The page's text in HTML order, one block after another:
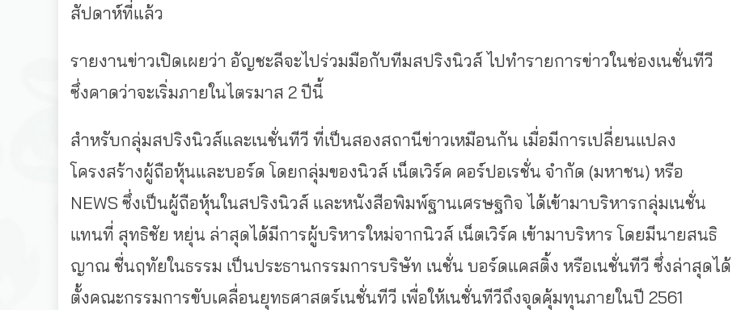
สัปดาห์ที่แล้ว
รายงานข่าวเปิดเผยว่า อัญชะลีจะไปร่วมมือกับทีมสปริงนิวส์ ไปทำรายการข่าวในช่องเนชั่นทีวี
ซึ่งคาดว่าจะเริ่มภายในไตรมาส 2 ปีนี้
สำหรับกลุ่มสปริงนิวส์และเนชั่นทีวี ที่เป็นสองสถานีข่าวเหมือนกัน เมื่อมีการเปลี่ยนแปลง
โครงสร้างผู้ถือหุ้นและบอร์ด โดยกลุ่มของนิวส์ เน็ตเวิร์ค คอร์ปอเรชั่น จำกัด (มหาชน) หรือ
NEWS ซึ่งเป็นผู้ถือหุ้นในสปริงนิวส์ และหนังสือพิมพ์ฐานเศรษฐกิจ ได้เข้ามาบริหารกลุ่มเนชั่น
แทนที่ สุทธิชัย หยุ่น ล่าสุดได้มีการผู้บริหารใหม่จากนิวส์ เน็ตเวิร์ค เข้ามาบริหาร โดยมีนายสนธิ
ญาณ ชื่นฤทัยในธรรม เป็นประธานกรรมการบริษัท เนชั่น บอร์ดแคสติ้ง หรือเนชั่นทีวี ซึ่งล่าสุดได้
ตั้งคณะกรรมการขับเคลื่อนยุทธศาสตร์เนชั่นทีวี เพื่อให้เนชั่นทีวีถึงจุดคุ้มทุนภายในปี 2561